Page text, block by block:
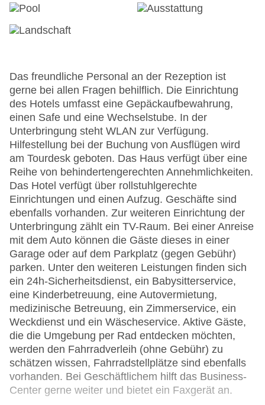
Das freundliche Personal an der Rezeption ist
gerne bei allen Fragen behilflich. Die Einrichtung
des Hotels umfasst eine Gepäckaufbewahrung,
einen Safe und eine Wechselstube. In der
Unterbringung steht WLAN zur Verfügung.
Hilfestellung bei der Buchung von Ausflügen wird
am Tourdesk geboten. Das Haus verfügt über eine
Reihe von behindertengerechten Annehmlichkeiten.
Das Hotel verfügt über rollstuhlgerechte
Einrichtungen und einen Aufzug. Geschäfte sind
ebenfalls vorhanden. Zur weiteren Einrichtung der
Unterbringung zählt ein TV-Raum. Bei einer Anreise
mit dem Auto können die Gäste dieses in einer
Garage oder auf dem Parkplatz (gegen Gebühr)
parken. Unter den weiteren Leistungen finden sich
ein 24h-Sicherheitsdienst, ein Babysitterservice,
eine Kinderbetreuung, eine Autovermietung,
medizinische Betreuung, ein Zimmerservice, ein
Weckdienst und ein Wäscheservice. Aktive Gäste,
die die Umgebung per Rad entdecken möchten,
werden den Fahrradverleih (ohne Gebühr) zu
schätzen wissen, Fahrradstellplätze sind ebenfalls
vorhanden. Bei Geschäftlichem hilft das Business-
Center gerne weiter und bietet ein Faxgerät an.